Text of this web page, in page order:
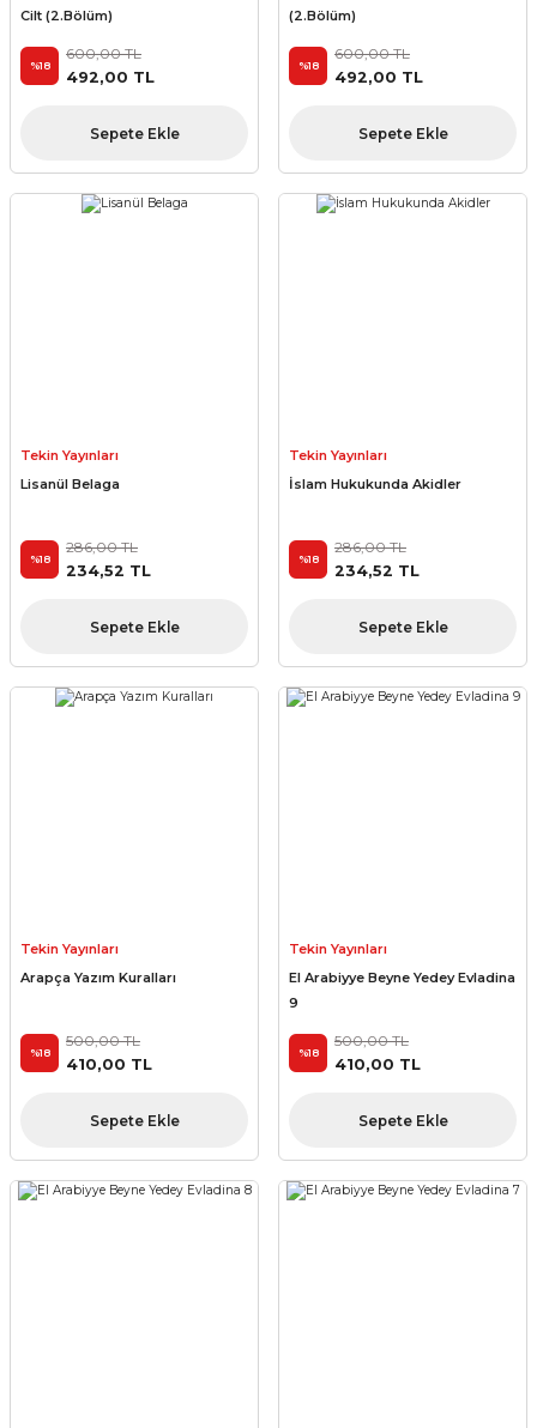
Cilt (2.Bölüm)
%18
600,00 TL
492,00 TL
Sepete Ekle
(2.Bölüm)
%18
600,00 TL
492,00 TL
Sepete Ekle
Tekin Yayınları
Lisanül Belaga
%18
286,00 TL
234,52 TL
Sepete Ekle
Tekin Yayınları
İslam Hukukunda Akidler
%18
286,00 TL
234,52 TL
Sepete Ekle
Tekin Yayınları
Arapça Yazım Kuralları
%18
500,00 TL
410,00 TL
Sepete Ekle
Tekin Yayınları
El Arabiyye Beyne Yedey Evladina
9
%18
500,00 TL
410,00 TL
Sepete Ekle